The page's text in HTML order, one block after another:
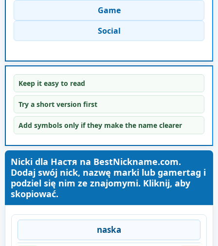
Game
Social
Keep it easy to read
Try a short version first
Add symbols only if they make the name clearer
Nicki dla Настя na BestNickname.com.
Dodaj swój nick, nazwę marki lub gamertag i
podziel się nim ze znajomymi. Kliknij, aby
skopiować.
naska